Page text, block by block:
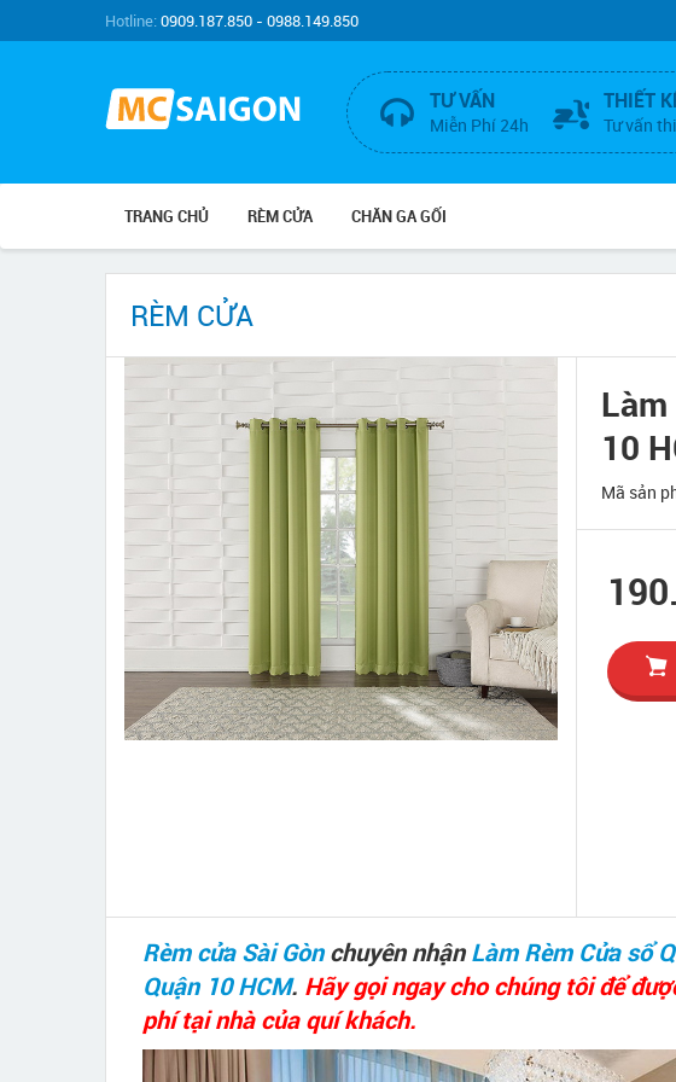
Hotline:0909.187.850 - 0988.149.850
TƯ VẤN
Miễn Phí 24h
THIẾT
Tư vấn
TRANG CHỦ RÈM CỬA CHĂN GA GỐI
RÈM CỬA
Làm
10
Mã sản
Rèm cửa Sài Gònchuyên nhậnLàm Rèm Cửa sổ
Quận 10 HCM. Hãy gọi ngay cho chúng tôi để
phí tại nhà của quí khách.